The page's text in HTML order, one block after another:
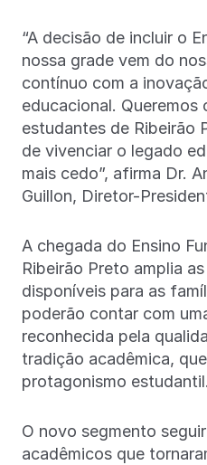
“A decisão de incluir o
nossa grade vem do
contínuo com a
educacional. Queremos
estudantes de Ribeirão
de vivenciar o legado
mais cedo”, afirma Dr.
Guillon, Diretor-
A chegada do Ensino
Ribeirão Preto amplia
disponíveis para as
poderão contar com
reconhecida pela
tradição acadêmica,
protagonismo estudantil.
O novo segmento
acadêmicos que